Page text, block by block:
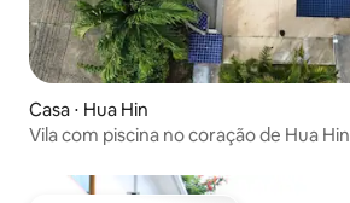
Casa ⋅ Hua Hin
Vila com piscina no coração de Hua Hin